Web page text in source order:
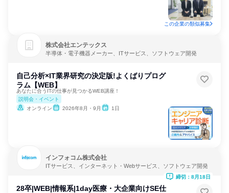
この企業の類似募集
株式会社エンテックス
半導体・電子機器メーカー、ITサービス、ソフトウェア開発
自己分析×IT業界研究の決定版!よくばりプログ
ラム【WEB】
あなたに合うITの仕事が見つかるWEB講座！
説明会・イベント
オンライン
2026年8月・9月 1日
インフォコム株式会社
ITサービス、インターネット・Webサービス、ソフトウェア開発
28卒|WEB|情報系|1day医療・大企業向けSE仕
締切：8月18日